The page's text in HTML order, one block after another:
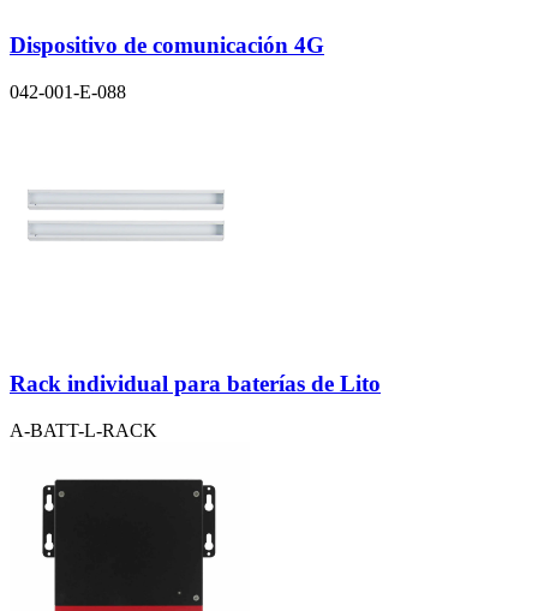
Dispositivo de comunicación 4G
042-001-E-088
Rack individual para baterías de Lito
A-BATT-L-RACK